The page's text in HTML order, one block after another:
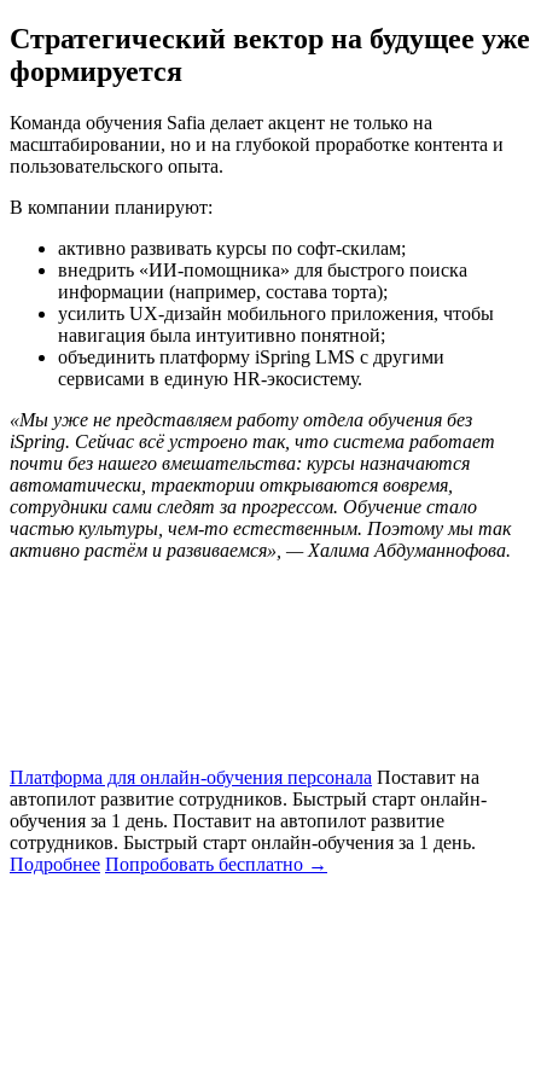
Стратегический вектор на будущее уже
формируется
Команда обучения Safia делает акцент не только на
масштабировании, но и на глубокой проработке контента и
пользовательского опыта.
В компании планируют:
активно развивать курсы по софт-скилам;
внедрить «ИИ-помощника» для быстрого поиска
информации (например, состава торта);
усилить UX-дизайн мобильного приложения, чтобы
навигация была интуитивно понятной;
объединить платформу iSpring LMS с другими
сервисами в единую HR-экосистему.
«Мы уже не представляем работу отдела обучения без
iSpring. Сейчас всё устроено так, что система работает
почти без нашего вмешательства: курсы назначаются
автоматически, траектории открываются вовремя,
сотрудники сами следят за прогрессом. Обучение стало
частью культуры, чем-то естественным. Поэтому мы так
активно растём и развиваемся», — Халима Абдуманнофова.
Платформа для онлайн-обучения персонала Поставит на
автопилот развитие сотрудников. Быстрый старт онлайн‑
обучения за 1 день. Поставит на автопилот развитие
сотрудников. Быстрый старт онлайн‑обучения за 1 день.
Подробнее Попробовать бесплатно →